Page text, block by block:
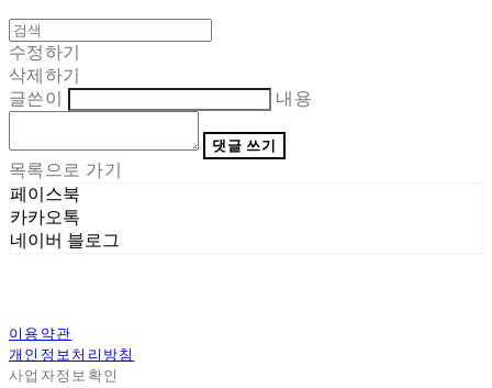
수정하기
삭제하기
글쓴이
내용
댓글 쓰기
목록으로 가기
페이스북
카카오톡
네이버 블로그
이용약관
개인정보처리방침
사업자정보확인